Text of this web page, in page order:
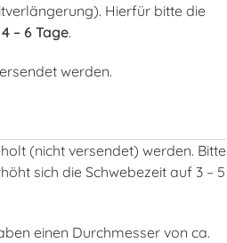
Hierfür bitte die
– 6 Tage.
werden.
(nicht versendet) werden. Bitte
sich die Schwebezeit auf 3 – 5
einen Durchmesser von ca.